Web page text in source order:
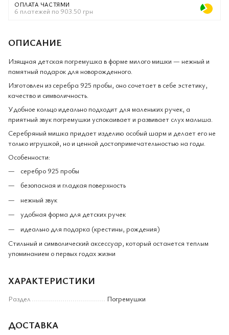
ОПЛАТА ЧАСТЯМИ
6 платежей по 903.50 грн
ОПИСАНИЕ
Изящная детская погремушка в форме милого мишки — нежный и
памятный подарок для новорожденного.
Изготовлен из серебра 925 пробы, оно сочетает в себе эстетику,
качество и символичность.
Удобное кольцо идеально подходит для маленьких ручек, а
приятный звук погремушки успокаивает и развивает слух малыша.
Серебряный мишка придает изделию особый шарм и делает его не
только игрушкой, но и ценной достопримечательностью на годы.
Особенности:
серебро 925 пробы
безопасная и гладкая поверхность
нежный звук
удобная форма для детских ручек
идеально для подарка (крестины, рождения)
Стильный и символический аксессуар, который останется теплым
упоминанием о первых годах жизни
ХАРАКТЕРИСТИКИ
Раздел Погремушки
ДОСТАВКА